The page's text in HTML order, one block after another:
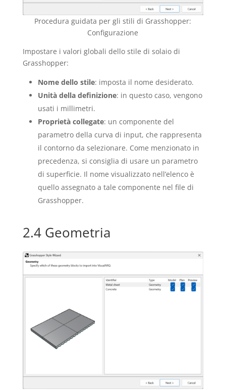
Procedura guidata per gli stili di Grasshopper:
Configurazione
Impostare i valori globali dello stile di solaio di
Grasshopper:
Nome dello stile: imposta il nome desiderato.
Unità della definizione: in questo caso, vengono
usati i millimetri.
Proprietà collegate: un componente del
parametro della curva di input, che rappresenta
il contorno da selezionare. Come menzionato in
precedenza, si consiglia di usare un parametro
di superficie. Il nome visualizzato nell’elenco è
quello assegnato a tale componente nel file di
Grasshopper.
2.4 Geometria